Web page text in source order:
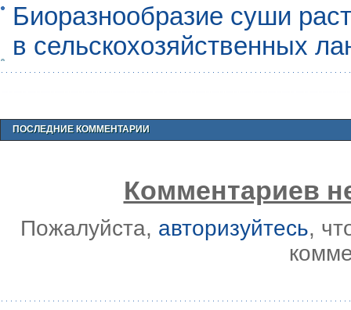
Биоразнообразие суши
в сельскохозяйственных
ПОСЛЕДНИЕ КОММЕНТАРИИ
Комментариев
Пожалуйста, авторизуйтесь,